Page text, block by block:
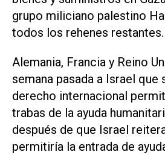
grupo miliciano palestino
todos los rehenes restantes.
Alemania, Francia y Reino
semana pasada a Israel que
derecho internacional
trabas de la ayuda
después de que Israel
permitiría la entrada de